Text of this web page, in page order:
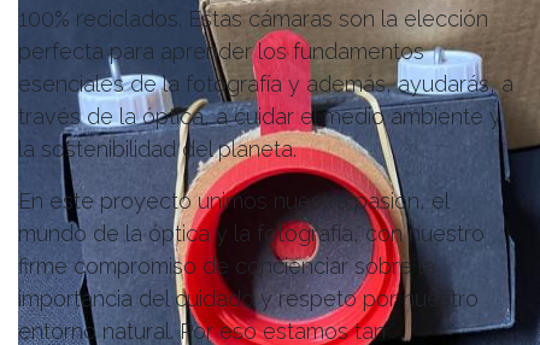
100% reciclados. Estas cámaras son la elección
perfecta para aprender los fundamentos
esenciales de la fotografía y además, ayudarás, a
través de la óptica, a cuidar el medio ambiente y
la sostenibilidad del planeta.
En este proyecto unimos nuestra pasión, el
mundo de la óptica y la fotografía, con nuestro
firme compromiso de concienciar sobre la
importancia del cuidado y respeto por nuestro
entorno natural. Por eso estamos tan